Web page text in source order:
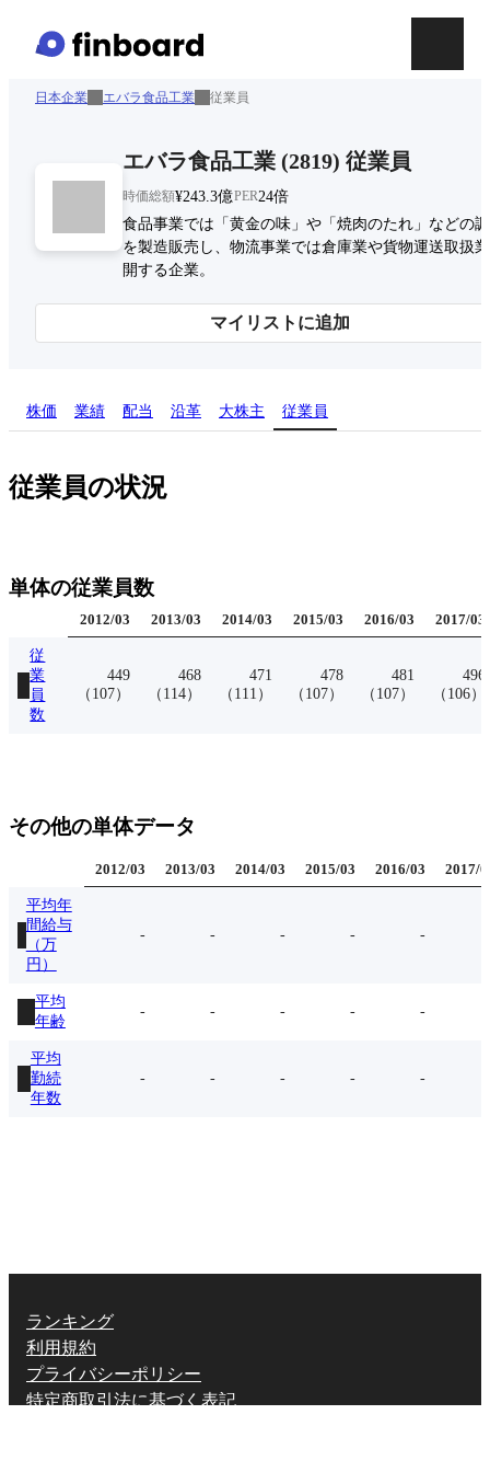
日本企業 エバラ食品工業 従業員
エバラ食品工業 (2819) 従業員
時価総額¥243.3億PER24倍
食品事業では「黄金の味」や「焼肉のたれ」などの
を製造販売し、物流事業では倉庫業や貨物運送取扱
開する企業。
マイリストに追加
株価 業績 配当 沿革 大株主 従業員
従業員の状況
単体の従業員数
2012/03 2013/03 2014/03 2015/03 2016/03 2017/03
従
業
員
数
449
（ 107）
468
（ 114）
471
（ 111 ）
478
（ 107）
481
（ 107）
496
（ 106）
その他の単体データ
2012/03 2013/03 2014/03 2015/03 2016/03 2017/
平均年
間給与
（万
円）
- - - - -
平均
年齢
- - - - -
平均
勤続
年数
- - - - -
ランキング
利用規約
プライバシーポリシー
特定商取引法に基づく表記